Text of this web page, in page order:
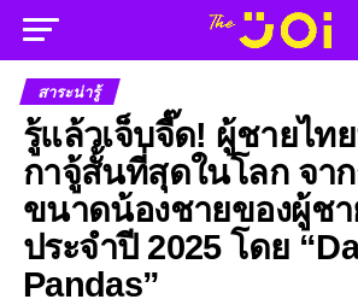
สาระน่ารู้
รู้แล้วเจ็บจี๊ด! ผู้ชายไท
กาจู้สั้นที่สุดในโลก จา
ขนาดน้องชายของผู้ช
ประจำปี 2025 โดย
Pandas”